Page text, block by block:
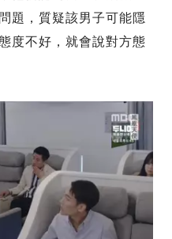
題，質疑該男子可能隱
度不好，就會說對方態